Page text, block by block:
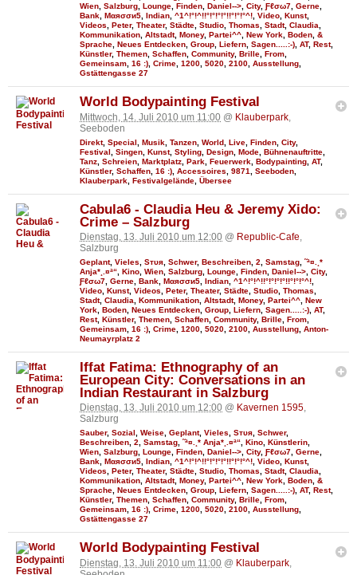
Wien, Salzburg, Lounge, Finden, Daniel-->, City, Ƒℓσω7, Gerne,
Bank, Мαяσσи5, Indian, ^1^!°!^!!°!°!°!°!!°!°!°^!, Video, Kunst,
Videos, Peter, Theater, Städte, Studio, Thomas, Stadt, Claudia,
Kommunikation, Altstadt, Money, Partei^^, New York, Boden, &
Sprache, Neues Entdecken, Group, Liefern, Sagen.....:-), AT, Rest,
Künstler, Themen, Schaffen, Community, Brille, From,
Gemeinsam, 16 :), Crime, 1200, 5020, 2100, Ausstellung,
Gstättengasse 27
World Bodypainting Festival
Mittwoch, 14. Juli 2010 um 11:00 @ Klauberpark
Seeboden
Direkt, Special Musik Tanzen World Live Finden City,
Festival
Singen Kunst, Styling Design Mode Bühnenauftritte
Tanz Schreien Marktplatz Park Feuerwerk Bodypainting AT,
Künstler, Schaffen 16 :) Accessoires 9871 Seeboden
Klauberpark Festivalgelände Übersee
Cabula6 - Claudia Heu & Jeremy Xido:
Crime – Salzburg
Dienstag, 13. Juli 2010 um 12:00 @ Republic-Cafe,
Salzburg
Geplant, Vieles Sтυя Schwer, Beschreiben 2 Samstag ˜ª¤.¸*
Anja*¸.¤ª“ Kino Wien Salzburg Lounge Finden Daniel--> City,
Ƒℓσω7 Gerne Bank Мαяσσи5 Indian ^1^!°!^!!°!°!°!°!!°!°!°^!
Video Kunst, Videos Peter, Theater, Städte Studio Thomas
Stadt, Claudia Kommunikation Altstadt, Money, Partei^^ New
York Boden Neues Entdecken Group Liefern Sagen.....:-) AT,
Rest, Künstler, Themen Schaffen Community, Brille From
Gemeinsam 16 :) Crime 1200 5020 2100 Ausstellung Anton-
Neumayrplatz 2
Iffat Fatima: Ethnography of an
European City: Conversations in an
Indian Restaurant in Salzburg
Dienstag, 13. Juli 2010 um 12:00 @ Kavernen 1595,
Salzburg
Sauber, Sozial , Weise, Geplant, Vieles, Sтυя, Schwer,
Beschreiben, 2, Samstag, ˜ª¤.¸* Anja*¸.¤ª“, Kino, Künstlerin,
Wien, Salzburg, Lounge, Finden, Daniel-->, City, Ƒℓσω7, Gerne,
Bank, Мαяσσи5, Indian, ^1^!°!^!!°!°!°!°!!°!°!°^!, Video, Kunst,
Videos, Peter, Theater, Städte, Studio, Thomas, Stadt, Claudia,
Kommunikation, Altstadt, Money, Partei^^, New York, Boden, &
Sprache, Neues Entdecken, Group, Liefern, Sagen.....:-), AT, Rest,
Künstler, Themen, Schaffen, Community, Brille, From,
Gemeinsam, 16 :), Crime, 1200, 5020, 2100, Ausstellung,
Gstättengasse 27
World Bodypainting Festival
Dienstag, 13. Juli 2010 um 11:00 @ Klauberpark